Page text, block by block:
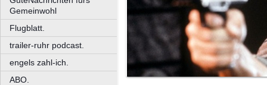
Gemeinwohl
Flugblatt.
trailer-ruhr podcast.
engels zahl-ich.
ABO.